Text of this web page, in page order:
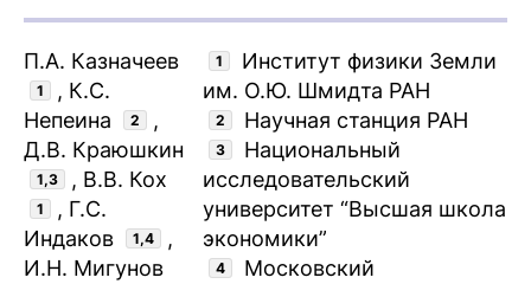
П.А. Казначеев
1
, К.С.
Непеина
2
,
Д.В. Краюшкин
1,3 , В.В. Кох
1
, Г.С.
Индаков
1,4
,
И.Н. Мигунов
1
Институт физики Земли
им. О.Ю. Шмидта РАН
2 Научная станция РАН
3
Национальный
исследовательский
университет “Высшая школа
экономики”
4
Московский